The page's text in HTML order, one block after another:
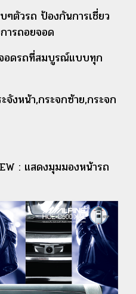
ๆตัวรถ ป้องกันการเชี่ยว
ารถอยจอด
อดรถที่สมบูรณ์แบบทุก
จังหน้า,กระจกซ้าย,กระจก
: แสดงมุมมองหน้ารถ